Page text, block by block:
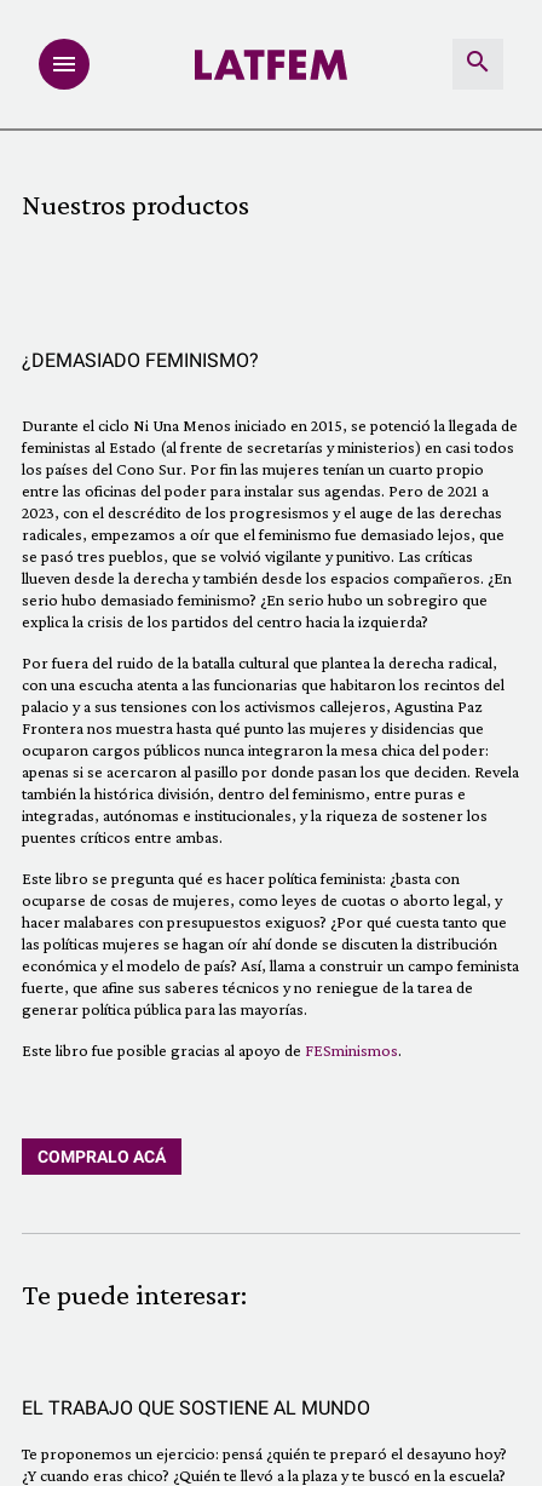
INVESTIGACIONES
REDACCIÓN ABIERTA
LATFEMLAB.
PRODUCTOS
COMUNIDAD
QUIÉNES SOMOS
Nuestros productos
¿DEMASIADO FEMINISMO?
Durante el ciclo Ni Una Menos iniciado en 2015, se potenció la llegada de
feministas al Estado (al frente de secretarías y ministerios) en casi todos
los países del Cono Sur. Por fin las mujeres tenían un cuarto propio
entre las oficinas del poder para instalar sus agendas. Pero de 2021 a
2023, con el descrédito de los progresismos y el auge de las derechas
radicales, empezamos a oír que el feminismo fue demasiado lejos, que
se pasó tres pueblos, que se volvió vigilante y punitivo. Las críticas
llueven desde la derecha y también desde los espacios compañeros. ¿En
serio hubo demasiado feminismo? ¿En serio hubo un sobregiro que
explica la crisis de los partidos del centro hacia la izquierda?
Por fuera del ruido de la batalla cultural que plantea la derecha radical,
con una escucha atenta a las funcionarias que habitaron los recintos del
palacio y a sus tensiones con los activismos callejeros, Agustina Paz
Frontera nos muestra hasta qué punto las mujeres y disidencias que
ocuparon cargos públicos nunca integraron la mesa chica del poder:
apenas si se acercaron al pasillo por donde pasan los que deciden. Revela
también la histórica división, dentro del feminismo, entre puras e
integradas, autónomas e institucionales, y la riqueza de sostener los
puentes críticos entre ambas.
Este libro se pregunta qué es hacer política feminista: ¿basta con
ocuparse de cosas de mujeres, como leyes de cuotas o aborto legal, y
hacer malabares con presupuestos exiguos? ¿Por qué cuesta tanto que
las políticas mujeres se hagan oír ahí donde se discuten la distribución
económica y el modelo de país? Así, llama a construir un campo feminista
fuerte, que afine sus saberes técnicos y no reniegue de la tarea de
generar política pública para las mayorías.
Este libro fue posible gracias al apoyo de FESminismos.
COMPRALO ACÁ
Te puede interesar:
EL TRABAJO QUE SOSTIENE AL MUNDO
Te proponemos un ejercicio: pensá ¿quién te preparó el desayuno hoy?
¿Y cuando eras chico? ¿Quién te llevó a la plaza y te buscó en la escuela?